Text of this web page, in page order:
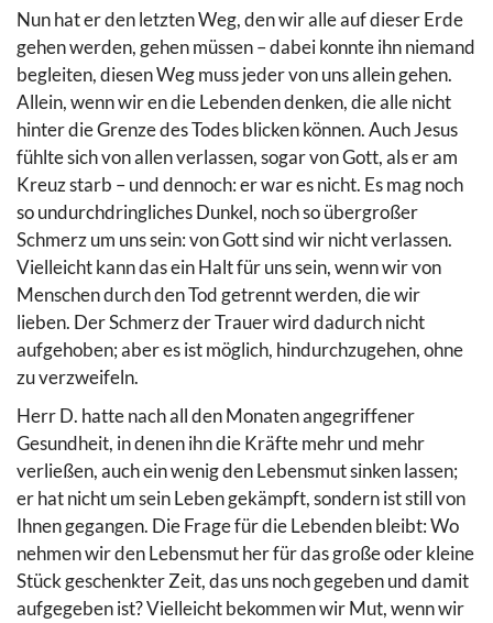
Nun hat er den letzten Weg, den wir alle auf dieser Erde
gehen werden, gehen müssen – dabei konnte ihn niemand
begleiten, diesen Weg muss jeder von uns allein gehen.
Allein, wenn wir en die Lebenden denken, die alle nicht
hinter die Grenze des Todes blicken können. Auch Jesus
fühlte sich von allen verlassen, sogar von Gott, als er am
Kreuz starb – und dennoch: er war es nicht. Es mag noch
so undurchdringliches Dunkel, noch so übergroßer
Schmerz um uns sein: von Gott sind wir nicht verlassen.
Vielleicht kann das ein Halt für uns sein, wenn wir von
Menschen durch den Tod getrennt werden, die wir
lieben. Der Schmerz der Trauer wird dadurch nicht
aufgehoben; aber es ist möglich, hindurchzugehen, ohne
zu verzweifeln.
Herr D. hatte nach all den Monaten angegriffener
Gesundheit, in denen ihn die Kräfte mehr und mehr
verließen, auch ein wenig den Lebensmut sinken lassen;
er hat nicht um sein Leben gekämpft, sondern ist still von
Ihnen gegangen. Die Frage für die Lebenden bleibt: Wo
nehmen wir den Lebensmut her für das große oder kleine
Stück geschenkter Zeit, das uns noch gegeben und damit
aufgegeben ist? Vielleicht bekommen wir Mut, wenn wir